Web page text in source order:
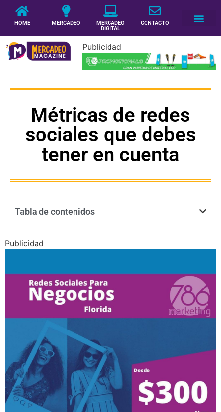
HOME MERCADEO
MERCADEO
DIGITAL
CONTACTO
Publicidad
Métricas de redes
sociales que debes
tener en cuenta
Tabla de contenidos
Publicidad